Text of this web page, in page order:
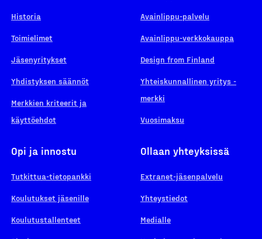
Historia
Toimielimet
Jäsenyritykset
Yhdistyksen säännöt
Merkkien kriteerit ja
käyttöehdot
Avainlippu-palvelu
Avainlippu-verkkokauppa
Design from Finland
Yhteiskunnallinen yritys -
merkki
Vuosimaksu
Opi ja innostu
Tutkittua-tietopankki
Koulutukset jäsenille
Koulutustallenteet
Ollaan yhteyksissä
Extranet-jäsenpalvelu
Yhteystiedot
Medialle